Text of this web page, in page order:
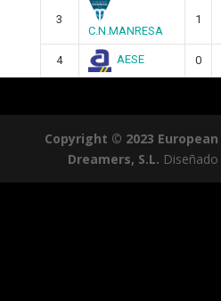
3
C.N.MANRESA
1
4 AESE 0
Copyright © 2023
Dreamers, S.L.